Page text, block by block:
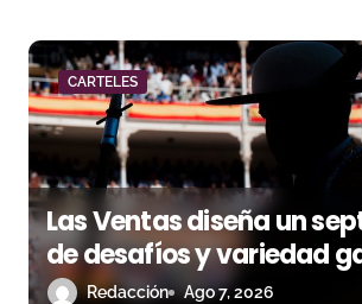
a
d
a
s
CARTELES
Las Ventas diseña un
de desafíos y variedad
Redacción Ago 7, 2026